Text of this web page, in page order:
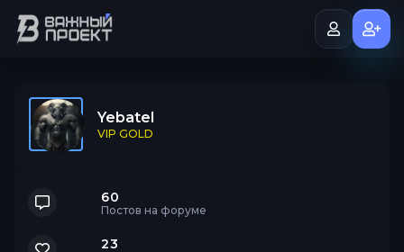
Yebatel
VIP GOLD
60
Постов на форуме
23